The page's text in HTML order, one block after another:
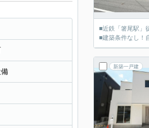
■近鉄「箸尾駅」
■建築条件なし！
新築一戸建